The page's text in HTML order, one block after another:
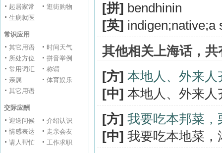
起居家常
逛街购物
生病就医
常识应用
其它用语
时间天气
所处方位
拼音举例
常用词汇
称谓
亲属
体育娱乐
其它用语
交际应酬
迎送问候
介绍认识
情感表达
走亲会友
请人帮忙
工作求职
[拼] bendhinin
[英] indigen;native;a
其他相关上海话，共
[方] 本地人、外来
[中] 本地人、外来
[方] 我要吃本邦菜
[中] 我要吃本地菜